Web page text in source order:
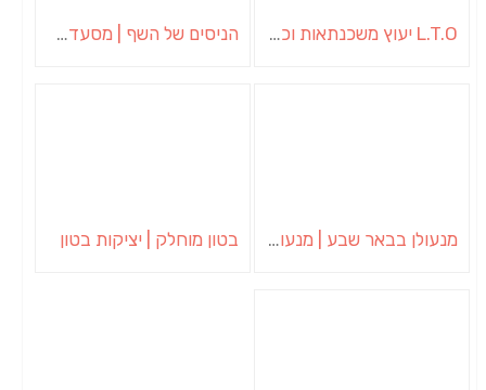
L.T.O יעוץ משכנתאות וכלכלת משפחה | יועץ משכנתאות באשכול הניסים של השף | מסעדת שף בבית | ארוחות גורמה
מנעולן בבאר שבע | מנעולן באופקים | ויטלי המנעולן בטון מוחלק | יציקות בטון